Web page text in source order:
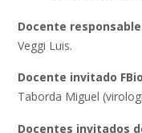
Docente
Veggi Luis.
Docente invitado
Taborda Miguel
Docentes invitados